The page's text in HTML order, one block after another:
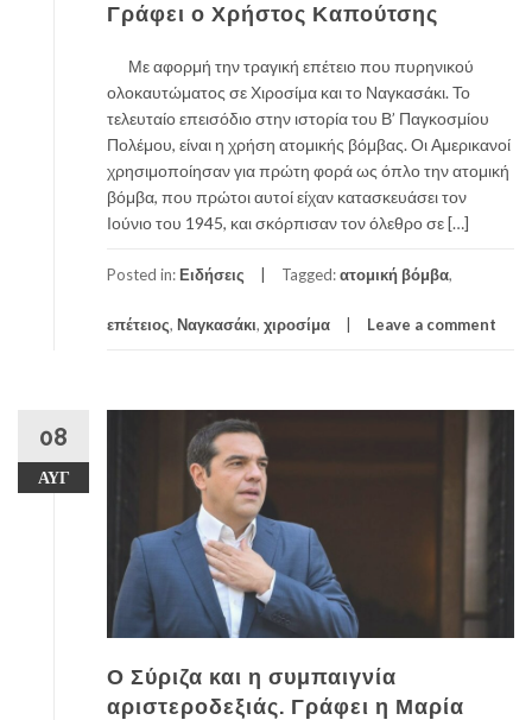
Γράφει ο Χρήστος Καπούτσης
Με αφορμή την τραγική επέτειο που πυρηνικού
ολοκαυτώματος σε Χιροσίμα και το Ναγκασάκι. Το
τελευταίο επεισόδιο στην ιστορία του Β’ Παγκοσμίου
Πολέμου, είναι η χρήση ατομικής βόμβας. Οι Αμερικανοί
χρησιμοποίησαν για πρώτη φορά ως όπλο την ατομική
βόμβα, που πρώτοι αυτοί είχαν κατασκευάσει τον
Ιούνιο του 1945, και σκόρπισαν τον όλεθρο σε […]
Posted in: Ειδήσεις Tagged:ατομική βόμβα,
επέτειος, Ναγκασάκι, χιροσίμα Leave a comment
08
ΑΥΓ
Ο Σύριζα και η συμπαιγνία
αριστεροδεξιάς. Γράφει η Μαρία